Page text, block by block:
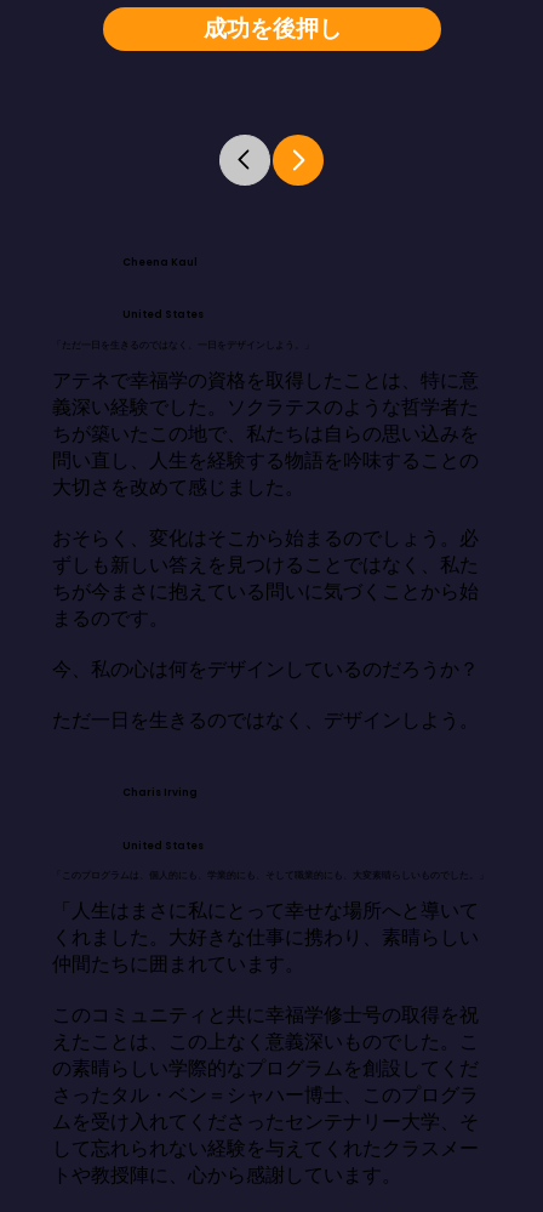
成功を後押し
Cheena Kaul
United States
「ただ一日を生きるのではなく、一日をデザインしよう。」
アテネで幸福学の資格を取得したことは、特に意
義深い経験でした。ソクラテスのような哲学者た
ちが築いたこの地で、私たちは自らの思い込みを
問い直し、人生を経験する物語を吟味することの
大切さを改めて感じました。
おそらく、変化はそこから始まるのでしょう。必
ずしも新しい答えを見つけることではなく、私た
ちが今まさに抱えている問いに気づくことから始
まるのです。
今、私の心は何をデザインしているのだろうか？
ただ一日を生きるのではなく、デザインしよう。
Charis Irving
United States
「このプログラムは、個人的にも、学業的にも、そして職業的にも、大変素晴らしいものでした。」
「人生はまさに私にとって幸せな場所へと導いて
くれました。大好きな仕事に携わり、素晴らしい
仲間たちに囲まれています。
このコミュニティと共に幸福学修士号の取得を祝
えたことは、この上なく意義深いものでした。こ
の素晴らしい学際的なプログラムを創設してくだ
さったタル・ベン＝シャハー博士、このプログラ
ムを受け入れてくださったセンテナリー大学、そ
して忘れられない経験を与えてくれたクラスメー
トや教授陣に、心から感謝しています。